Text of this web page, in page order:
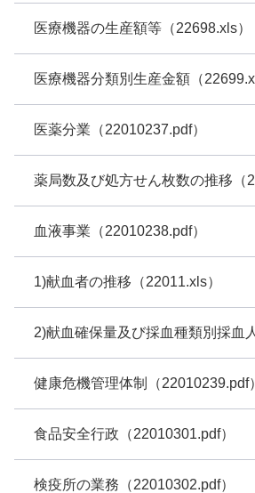
医療機器の生産額等（22698.xls）
医療機器分類別生産金額（
医薬分業（22010237.pdf）
薬局数及び処方せん枚数の推移（
血液事業（22010238.pdf）
1)献血者の推移（22011.xls）
2)献血確保量及び採血種類別採血
健康危機管理体制（22010239.pdf）
食品安全行政（22010301.pdf）
検疫所の業務（22010302.pdf）